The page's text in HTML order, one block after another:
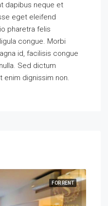
dapibus neque et
eget eleifend
pharetra felis
congue. Morbi
id, facilisis congue
Sed dictum
enim dignissim non.
FOR RENT